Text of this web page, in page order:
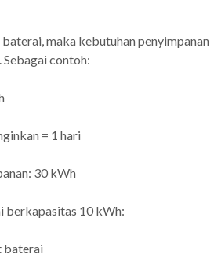
maka kebutuhan penyimpanan
Sebagai contoh:
= 1 hari
30 kWh
berkapasitas 10 kWh:
baterai